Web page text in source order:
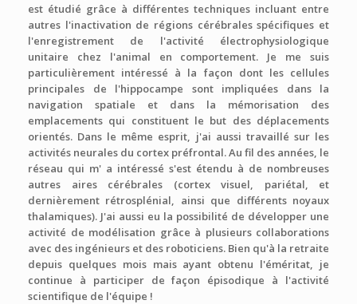
est étudié grâce à différentes techniques incluant entre
autres l'inactivation de régions cérébrales spécifiques et
l'enregistrement de l'activité électrophysiologique
unitaire chez l'animal en comportement. Je me suis
particulièrement intéressé à la façon dont les cellules
principales de l'hippocampe sont impliquées dans la
navigation spatiale et dans la mémorisation des
emplacements qui constituent le but des déplacements
orientés. Dans le même esprit, j'ai aussi travaillé sur les
activités neurales du cortex préfrontal. Au fil des années, le
réseau qui m' a intéressé s'est étendu à de nombreuses
autres aires cérébrales (cortex visuel, pariétal, et
dernièrement rétrosplénial, ainsi que différents noyaux
thalamiques). J'ai aussi eu la possibilité de développer une
activité de modélisation grâce à plusieurs collaborations
avec des ingénieurs et des roboticiens. Bien qu'à la retraite
depuis quelques mois mais ayant obtenu l'éméritat, je
continue à participer de façon épisodique à l'activité
scientifique de l'équipe !